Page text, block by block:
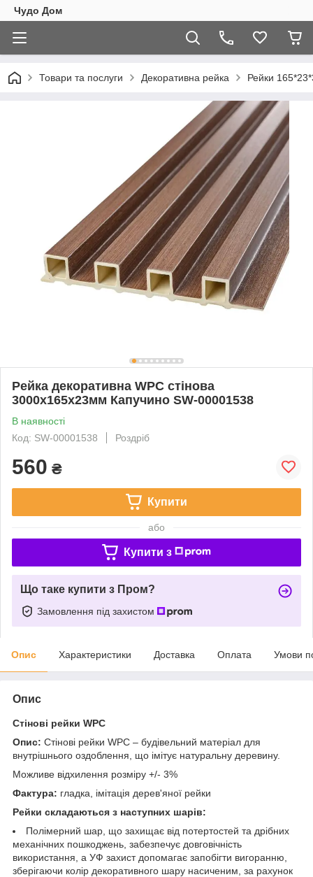
Чудо Дом
Товари та послуги Декоративна рейка Рейки
Рейка декоративна WPC стінова
3000х165х23мм Капучино SW-00001538
В наявності
Код: SW-00001538
Роздріб
560 ₴
Купити
або
Купити з
Що таке купити з Пром?
Замовлення під захистом
Опис Характеристики Доставка Оплата Умови
Опис
Стінові рейки WPC
Опис: Стінові рейки WPC – будівельний матеріал для
внутрішнього оздоблення, що імітує натуральну деревину.
Можливе відхилення розміру +/- 3%
Фактура: гладка, імітація дерев'яної рейки
Рейки складаються з наступних шарів:
Полімерний шар, що захищає від потертостей та дрібних
механічних пошкоджень, забезпечує довговічність
використання, а УФ захист допомагає запобігти вигоранню,
зберігаючи колір декоративного шару насиченим, за рахунок